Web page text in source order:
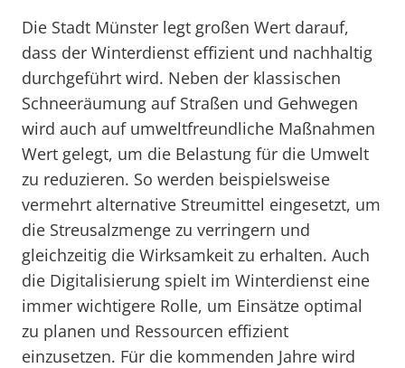
Die Stadt Münster legt großen Wert darauf,
dass der Winterdienst effizient und nachhaltig
durchgeführt wird. Neben der klassischen
Schneeräumung auf Straßen und Gehwegen
wird auch auf umweltfreundliche Maßnahmen
Wert gelegt, um die Belastung für die Umwelt
zu reduzieren. So werden beispielsweise
vermehrt alternative Streumittel eingesetzt, um
die Streusalzmenge zu verringern und
gleichzeitig die Wirksamkeit zu erhalten. Auch
die Digitalisierung spielt im Winterdienst eine
immer wichtigere Rolle, um Einsätze optimal
zu planen und Ressourcen effizient
einzusetzen. Für die kommenden Jahre wird